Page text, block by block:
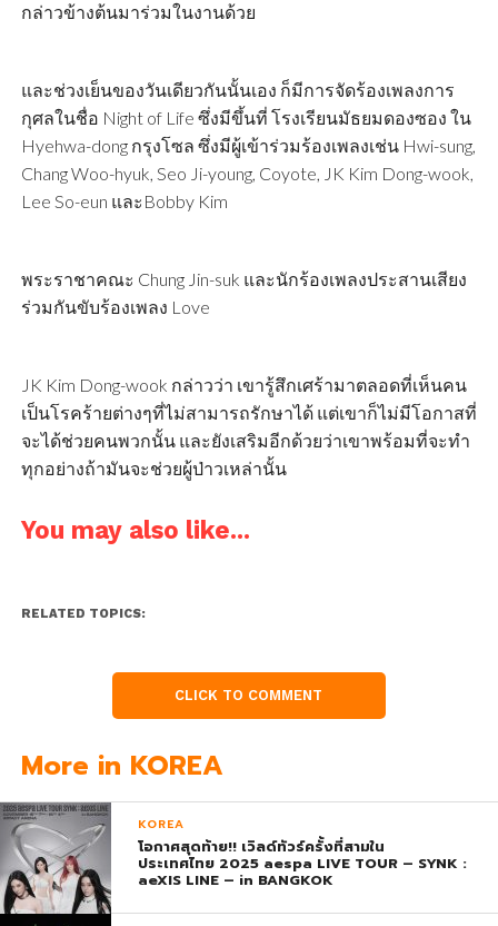
กล่าวข้างต้นมาร่วมในงานด้วย
และช่วงเย็นของวันเดียวกันนั้นเอง ก็มีการจัดร้องเพลงการ
กุศลในชื่อ Night of Life ซึ่งมีขึ้นที่ โรงเรียนมัธยมดองซอง ใน
Hyehwa-dong กรุงโซล ซึ่งมีผู้เข้าร่วมร้องเพลงเช่น Hwi-sung,
Chang Woo-hyuk, Seo Ji-young, Coyote, JK Kim Dong-wook,
Lee So-eun และBobby Kim
พระราชาคณะ Chung Jin-suk และนักร้องเพลงประสานเสียง
ร่วมกันขับร้องเพลง Love
JK Kim Dong-wook กล่าวว่า เขารู้สึกเศร้ามาตลอดที่เห็นคน
เป็นโรคร้ายต่างๆที่ไม่สามารถรักษาได้ แต่เขาก็ไม่มีโอกาสที่
จะได้ช่วยคนพวกนั้น และยังเสริมอีกด้วยว่าเขาพร้อมที่จะทำ
ทุกอย่างถ้ามันจะช่วยผู้ป่าวเหล่านั้น
You may also like...
RELATED TOPICS:
CLICK TO COMMENT
More in KOREA
KOREA
โอกาศสุดท้าย!! เวิลด์ทัวร์ครั้งที่สามใน
ประเทศไทย 2025 aespa LIVE TOUR – SYNK :
aeXIS LINE – in BANGKOK